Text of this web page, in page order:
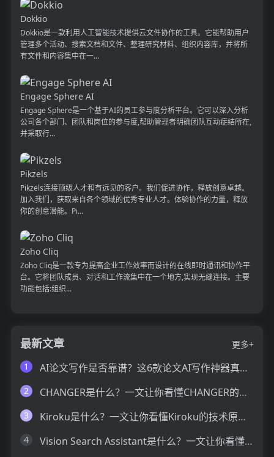
Dokkio
Dokkio是一款利用人工智能技术提供云文件协作的工具。它能帮助用户
管理多个活动、搜索文档和文件、整理研究材料、组织内容库，并将所
有文件和内容集中在一...
Engage Sphere AI
Engage Sphere是一个基于AI的员工参与度分析平台。它可以深入分析
公司各个部门、团队和岗位的参与度,帮助管理者明确团队互动症结所在,
并采取行...
Pikzels
Pikzels连接顶级人才和有远见的客户。我们促进协作，释放创意卓越。
加入我们，获取来自各个领域的优秀专业人才。体验协作的力量，释放
你的创意潜能。Pi...
Zoho Cliq
Zoho Cliq是一款专为提高企业工作效率而设计的在线即时通讯和协作平
台。它将团队成员、对话和工作流集中在一个地方,实现无缝连接。主要
功能包括:组织...
最新文章
更多+
1
AI论文写作是否靠谱？这6款论文AI写作神器真的可以让你效率翻倍
2 CHANGER是什么？一文让你看懂CHANGER的技术原理、主要功能、应用场景
3 Kiroku是什么？一文让你看懂Kiroku的技术原理、主要功能、应用场景
4 Vision Search Assistant是什么？一文让你看懂Vision Search Assistant的技术原理、主要功能、应用场景